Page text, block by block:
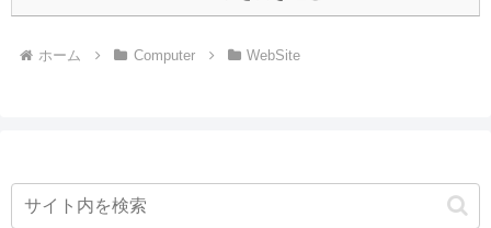
ホーム Computer WebSite